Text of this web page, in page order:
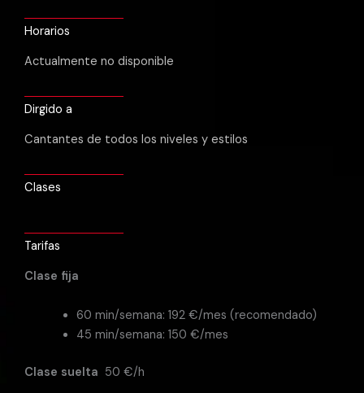
Horarios
Actualmente no disponible
Dirgido a
Cantantes de todos los niveles y estilos
Clases
Tarifas
Clase fija
60 min/semana: 192 €/mes (recomendado)
45 min/semana: 150 €/mes
Clase suelta 50 €/h